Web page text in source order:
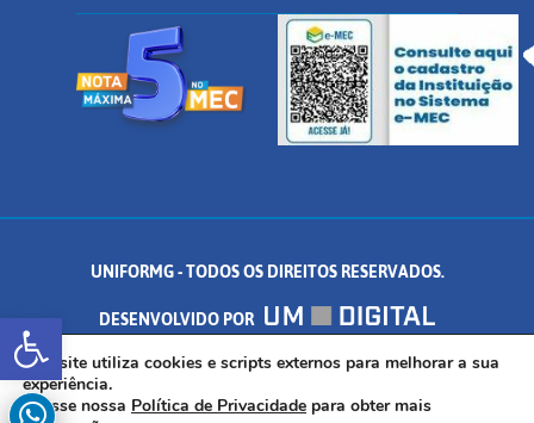
Abrir a barra de ferramentas
UNIFORMG - TODOS OS DIREITOS RESERVADOS.
DESENVOLVIDO POR
AV. DR. ARNALDO DE SENNA, 328 - PALMEIRAS, FORMIGA/MG - CEP:
35.574.530
Este site utiliza cookies e scripts externos para melhorar a sua
experiência.
Acesse nossa Política de Privacidade para obter mais